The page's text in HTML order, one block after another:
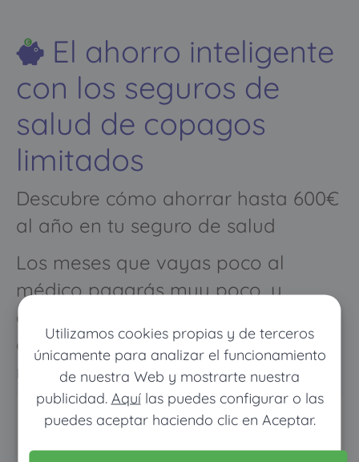
Utilizamos cookies propias y de terceros
únicamente para analizar el funcionamiento
de nuestra Web y mostrarte nuestra
publicidad. Aquílas puedes configurar o las
puedes aceptar haciendo clic en Aceptar.
El ahorro inteligente
con los seguros de
salud de copagos
limitados
Descubre cómo ahorrar hasta 600€
al año en tu seguro de salud
Los meses que vayas poco al
médico pagarás muy poco, y
cuando vayas mucho pagarás
como con un seguro médico
normal